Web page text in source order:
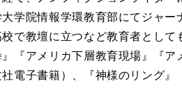
学院情報学環教育部にてジャー
で教壇に立つなど教育者として
』『アメリカ下層教育現場』『ア
電子書籍）、『神様のリング』